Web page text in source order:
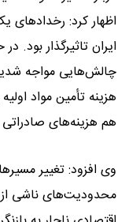
اظهار کرد: رخدادهای
ایران تاثیرگذار بود.
چالش‌هایی مواجه
هزینه تأمین مواد
هم هزینه‌های صادراتی
وی افزود: تغییر
محدودیت‌های ناشی